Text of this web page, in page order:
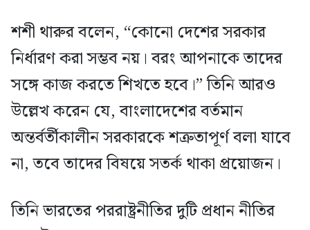
শশী থারুর বলেন, “কোনো দেশের সরকার
নির্ধারণ করা সম্ভব নয়। বরং আপনাকে তাদের
সঙ্গে কাজ করতে শিখতে হবে।” তিনি আরও
উল্লেখ করেন যে, বাংলাদেশের বর্তমান
অন্তর্বর্তীকালীন সরকারকে শত্রুতাপূর্ণ বলা যাবে
না, তবে তাদের বিষয়ে সতর্ক থাকা প্রয়োজন।
তিনি ভারতের পররাষ্ট্রনীতির দুটি প্রধান নীতির